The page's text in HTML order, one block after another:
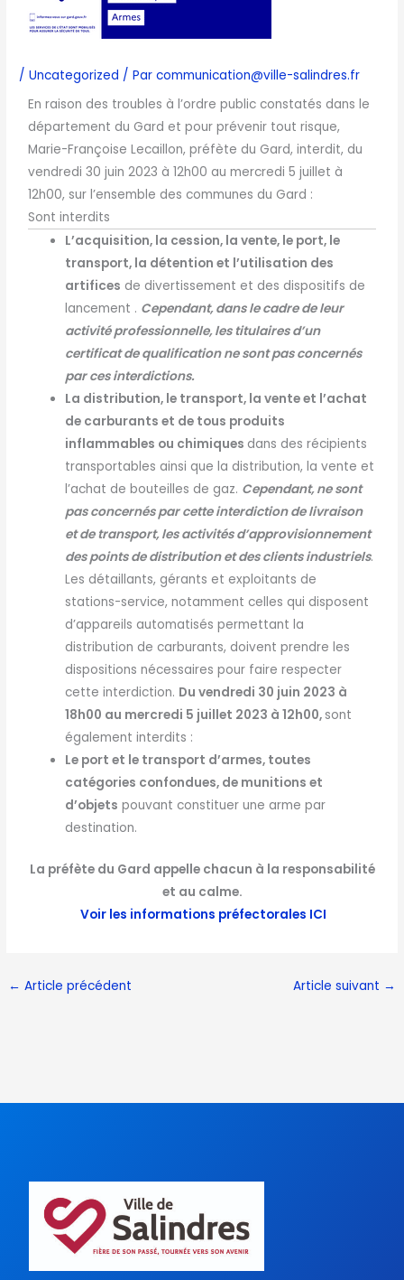
/Uncategorized / Parcommunication@ville-salindres.fr
En raison des troubles à l’ordre public constatés dans le
département du Gard et pour prévenir tout risque,
Marie-Françoise Lecaillon, préfète du Gard, interdit, du
vendredi 30 juin 2023 à 12h00 au mercredi 5 juillet à
12h00, sur l’ensemble des communes du Gard :
Sont interdits
L’acquisition, la cession, la vente, le port, le
transport, la détention et l’utilisation des
artifices de divertissement et des dispositifs de
lancement . Cependant, dans le cadre de leur
activité professionnelle, les titulaires d’un
certificat de qualification ne sont pas concernés
par ces interdictions.
La distribution, le transport, la vente et l’achat
de carburants et de tous produits
inflammables ou chimiques dans des récipients
transportables ainsi que la distribution, la vente et
l’achat de bouteilles de gaz. Cependant, ne sont
pas concernés par cette interdiction de livraison
et de transport, les activités d’approvisionnement
des points de distribution et des clients industriels.
Les détaillants, gérants et exploitants de
stations-service, notamment celles qui disposent
d’appareils automatisés permettant la
distribution de carburants, doivent prendre les
dispositions nécessaires pour faire respecter
cette interdiction. Du vendredi 30 juin 2023 à
18h00 au mercredi 5 juillet 2023 à 12h00, sont
également interdits :
Le port et le transport d’armes, toutes
catégories confondues, de munitions et
d’objets pouvant constituer une arme par
destination.
La préfète du Gard appelle chacun à la responsabilité
et au calme.
Voir les informations préfectorales ICI
← Article précédent Article suivant →